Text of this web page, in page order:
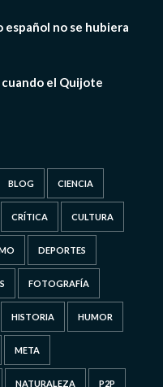
español no se hubiera
el Quijote
BLOG CIENCIA
CRÍTICA CULTURA
DEPORTES
FOTOGRAFÍA
HISTORIA HUMOR
META
NATURALEZA P2P